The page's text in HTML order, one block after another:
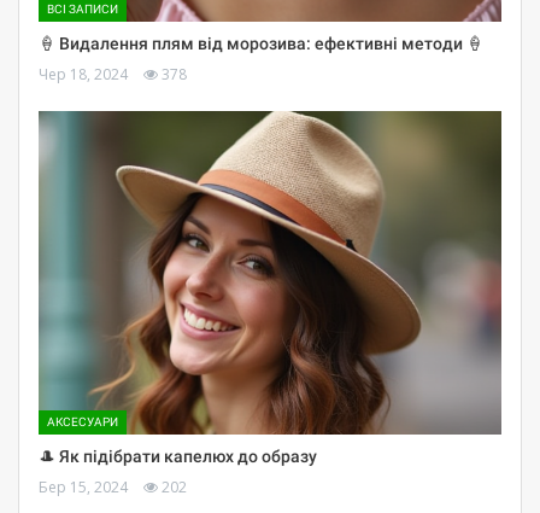
ВСІ ЗАПИСИ
🍦 Видалення плям від морозива: ефективні методи 🍦
Чер 18, 2024 378
АКСЕСУАРИ
🎩 Як підібрати капелюх до образу
Бер 15, 2024 202